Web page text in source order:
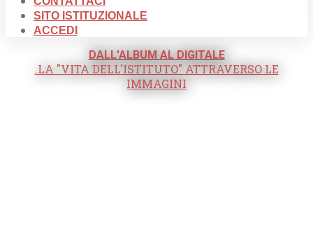
SITO ISTITUZIONALE
ACCEDI
DALL'ALBUM AL DIGITALE
.LA "VITA DELL'ISTITUTO" ATTRAVERSO LE
IMMAGINI